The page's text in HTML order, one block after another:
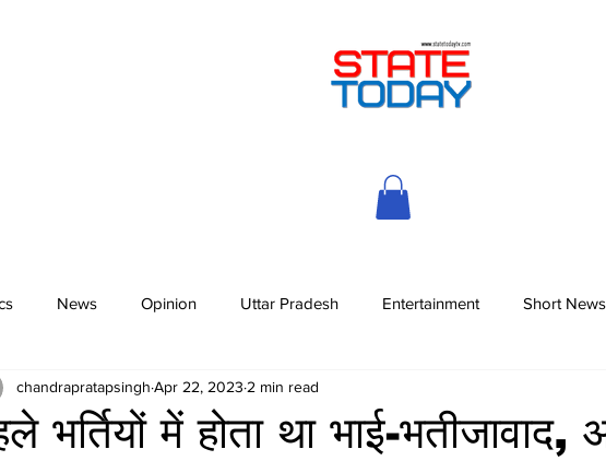
News Opinion Uttar Pradesh Entertainment Short News
भर्तियों में होता था भाई-भतीजावाद,
chandrapratapsingh Apr 22, 2023 2 min read